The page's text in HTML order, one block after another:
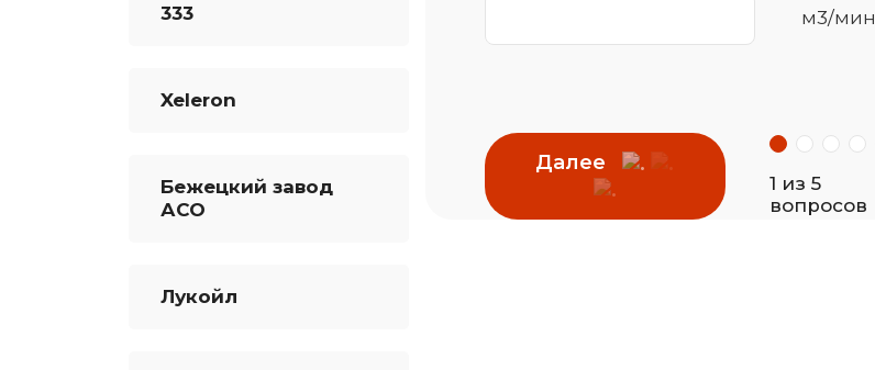
333
Xeleron
Бежецкий завод
АСО
Лукойл
м3/мин
Далее
1 из 5
вопросов